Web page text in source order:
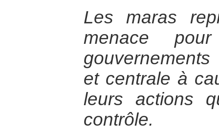
Les maras
menace
et centrale à
leurs actions
contrôle.